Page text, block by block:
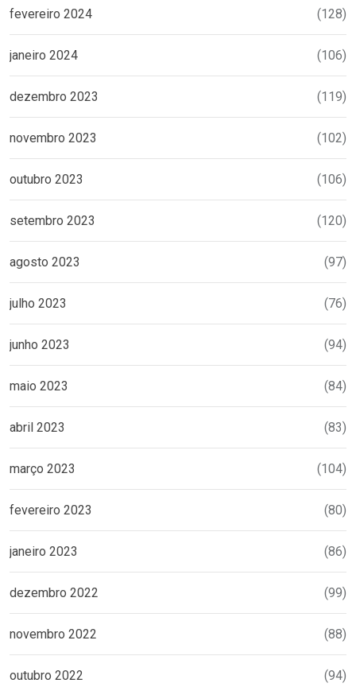
fevereiro 2024 (128)
janeiro 2024 (106)
dezembro 2023 (119)
novembro 2023 (102)
outubro 2023 (106)
setembro 2023 (120)
agosto 2023 (97)
julho 2023 (76)
junho 2023 (94)
maio 2023 (84)
abril 2023 (83)
março 2023 (104)
fevereiro 2023 (80)
janeiro 2023 (86)
dezembro 2022 (99)
novembro 2022 (88)
outubro 2022 (94)